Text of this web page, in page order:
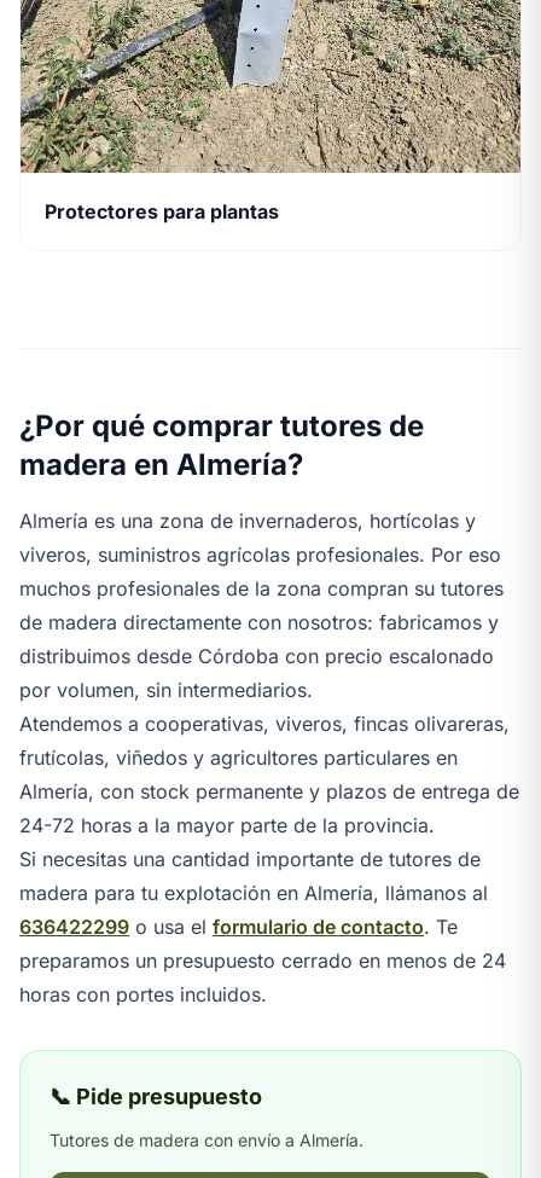
Protectores para plantas
¿Por qué comprar tutores de
madera en Almería?
Almería es una zona de invernaderos, hortícolas y
viveros, suministros agrícolas profesionales. Por eso
muchos profesionales de la zona compran su tutores
de madera directamente con nosotros: fabricamos y
distribuimos desde Córdoba con precio escalonado
por volumen, sin intermediarios.
Atendemos a cooperativas, viveros, fincas olivareras,
frutícolas, viñedos y agricultores particulares en
Almería, con stock permanente y plazos de entrega de
24-72 horas a la mayor parte de la provincia.
Si necesitas una cantidad importante de tutores de
madera para tu explotación en Almería, llámanos al
636422299 o usa el formulario de contacto. Te
preparamos un presupuesto cerrado en menos de 24
horas con portes incluidos.
📞 Pide presupuesto
Tutores de madera con envío a Almería.